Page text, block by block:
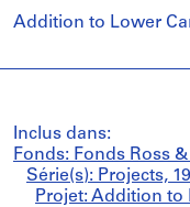
Addition to Lower
Inclus dans:
Fonds: Fonds Ross
Série(s): Projects,
Projet: Addition to